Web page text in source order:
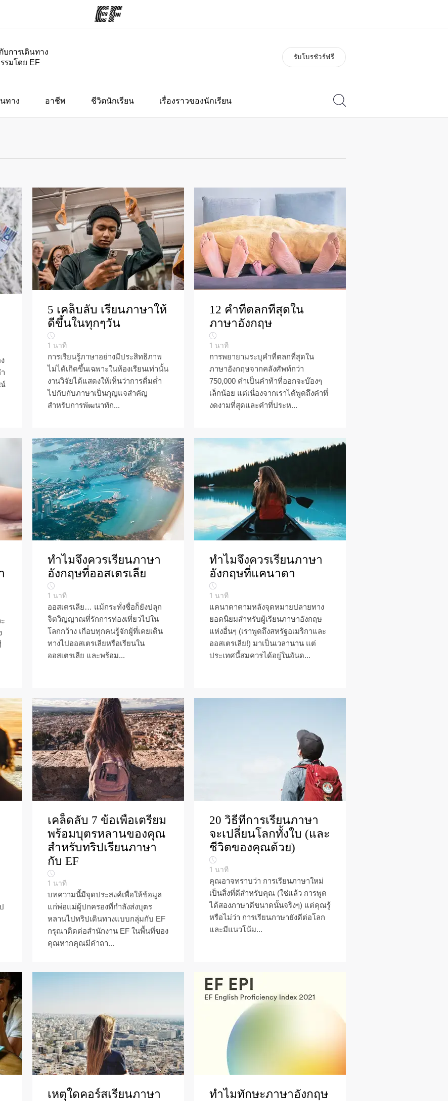
อาชีพ
บการเดินทาง
รมโดย EF
รับโบรชัวร์ฟรี
ทาง อาชีพ ชีวิตนักเรียน เรื่องราวของนักเรียน
5 เคล็บลับ เรียนภาษาให้
ดีขึ้นในทุกๆวัน
1 นาที
การเรียนรู้ภาษาอย่างมีประสิทธิภาพ
ไม่ได้เกิดขึ้นเฉพาะในห้องเรียนเท่านั้น
งานวิจัยได้แสดงให้เห็นว่าการดื่มด่ำ
ไปกับกับภาษาเป็นกุญแจสำคัญ
สำหรับการพัฒนาทัก...
12 คำที่ตลกที่สุดใน
ภาษาอังกฤษ
1 นาที
การพยายามระบุคำที่ตลกที่สุดใน
ภาษาอังกฤษจากคลังศัพท์กว่า
750,000 คำเป็นคำท้าที่ออกจะบ๊องๆ
เล็กน้อย แต่เนื่องจากเราได้พูดถึงคำที่
งดงามที่สุดและคำที่ประห...
ทำไมจึงควรเรียนภาษา
อังกฤษที่ออสเตรเลีย
1 นาที
ออสเตรเลีย… แม้กระทั่งชื่อก็ยังปลุก
จิตวิญญาณที่รักการท่องเที่ยวไปใน
โลกกว้าง เกือบทุกคนรู้จักผู้ที่เคยเดิน
ทางไปออสเตรเลียหรือเรียนใน
ออสเตรเลีย และพร้อม...
ทำไมจึงควรเรียนภาษา
อังกฤษที่แคนาดา
1 นาที
แคนาดาตามหลังจุดหมายปลายทาง
ยอดนิยมสำหรับผู้เรียนภาษาอังกฤษ
แห่งอื่นๆ (เราพูดถึงสหรัฐอเมริกาและ
ออสเตรเลีย!) มาเป็นเวลานาน แต่
ประเทศนี้สมควรได้อยู่ในอันด...
เคล็ดลับ 7 ข้อเพื่อเตรียม
พร้อมบุตรหลานของคุณ
สำหรับทริปเรียนภาษา
กับ EF
1 นาที
บทความนี้มีจุดประสงค์เพื่อให้ข้อมูล
แก่พ่อแม่ผู้ปกครองที่กำลังส่งบุตร
หลานไปทริปเดินทางแบบกลุ่มกับ EF
กรุณาติดต่อสำนักงาน EF ในพื้นที่ของ
คุณหากคุณมีคำถา...
20 วิธีที่การเรียนภาษา
จะเปลี่ยนโลกทั้งใบ (และ
ชีวิตของคุณด้วย)
1 นาที
คุณอาจทราบว่า การเรียนภาษาใหม่
เป็นสิ่งที่ดีสำหรับคุณ (ใช่แล้ว การพูด
ได้สองภาษาดีขนาดนั้นจริงๆ) แต่คุณรู้
หรือไม่ว่า การเรียนภาษายังดีต่อโลก
และมีแนวโน้ม...
เหตุใดคอร์สเรียนภาษา
ทำไมทักษะภาษาอังกฤษ